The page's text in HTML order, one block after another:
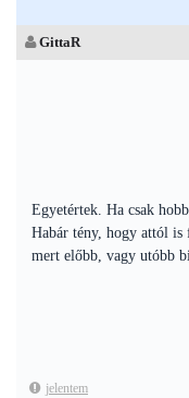
GittaR
Egyetértek. Ha csak
Habár tény, hogy attól
mert előbb, vagy utóbb
jelentem